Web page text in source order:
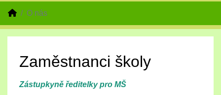
O nás
Zaměstnanci školy
Zástupkyně ředitelky pro MŠ